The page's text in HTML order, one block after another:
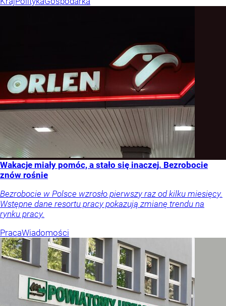
Wakacje miały pomóc, a stało się inaczej. Bezrobocie
znów rośnie
Bezrobocie w Polsce wzrosło pierwszy raz od kilku miesięcy.
Wstępne dane resortu pracy pokazują zmianę trendu na
rynku pracy.
PracaWiadomości